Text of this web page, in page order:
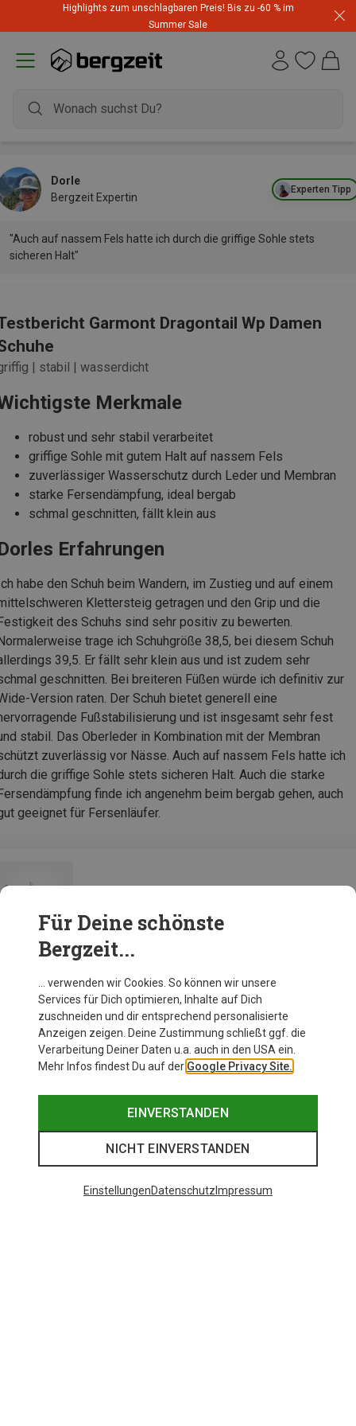
Highlights zum unschlagbaren Preis! Bis zu -60 % im
Summer Sale
Experten Tipp
Dorle
Bergzeit Expertin
"Auch auf nassem Fels hatte ich durch die griffige Sohle stets
sicheren Halt"
Garmont Dragontail Wp Damen
| stabil | wasserdicht
Merkmale
robust und sehr stabil verarbeitet
griffige Sohle mit gutem Halt auf nassem Fels
zuverlässiger Wasserschutz durch Leder und Membran
starke Fersendämpfung, ideal bergab
schmal geschnitten, fällt klein aus
Erfahrungen
habe den Schuh beim Wandern, im Zustieg und auf einem
Klettersteig getragen und den Grip und die
des Schuhs sind sehr positiv zu bewerten.
trage ich Schuhgröße 38,5, bei diesem Schuh
39,5. Er fällt sehr klein aus und ist zudem sehr
geschnitten. Bei breiteren Füßen würde ich definitiv zur
Version raten. Der Schuh bietet generell eine
Fußstabilisierung und ist insgesamt sehr fest
stabil. Das Oberleder in Kombination mit der Membran
zuverlässig vor Nässe. Auch auf nassem Fels hatte ich
die griffige Sohle stets sicheren Halt. Auch die starke
finde ich angenehm beim bergab gehen, auch
geeignet für Fersenläufer.
Zur Produktseite
Für Deine schönste
Bergzeit...
… verwenden wir Cookies. So können wir unsere
Services für Dich optimieren, Inhalte auf Dich
zuschneiden und dir entsprechend personalisierte
Anzeigen zeigen. Deine Zustimmung schließt ggf. die
Verarbeitung Deiner Daten u.a. auch in den USA ein.
Mehr Infos findest Du auf der Google Privacy Site.
EINVERSTANDEN
NICHT EINVERSTANDEN
EinstellungenDatenschutz Impressum